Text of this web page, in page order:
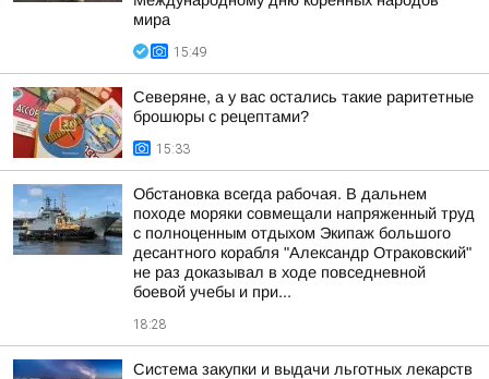
мира
15:49
Северяне, а у вас остались такие раритетные
брошюры с рецептами?
15:33
Обстановка всегда рабочая. В дальнем
походе моряки совмещали напряженный труд
с полноценным отдыхом Экипаж большого
десантного корабля "Александр Отраковский"
не раз доказывал в ходе повседневной
боевой учебы и при...
18:28
Система закупки и выдачи льготных лекарств